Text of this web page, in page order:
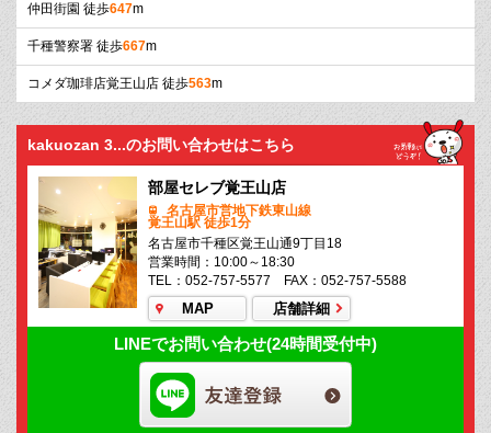
仲田街園 徒歩647m
千種警察署 徒歩667m
コメダ珈琲店覚王山店 徒歩563m
kakuozan 3...のお問い合わせはこちら
部屋セレブ覚王山店
名古屋市営地下鉄東山線
覚王山駅 徒歩1分
名古屋市千種区覚王山通9丁目18
営業時間：10:00～18:30
TEL：052-757-5577 FAX：052-757-5588
MAP 店舗詳細
LINEでお問い合わせ(24時間受付中)